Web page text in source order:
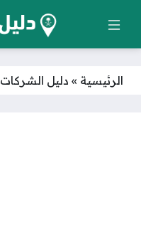
الرئيسية » دليل الشركات